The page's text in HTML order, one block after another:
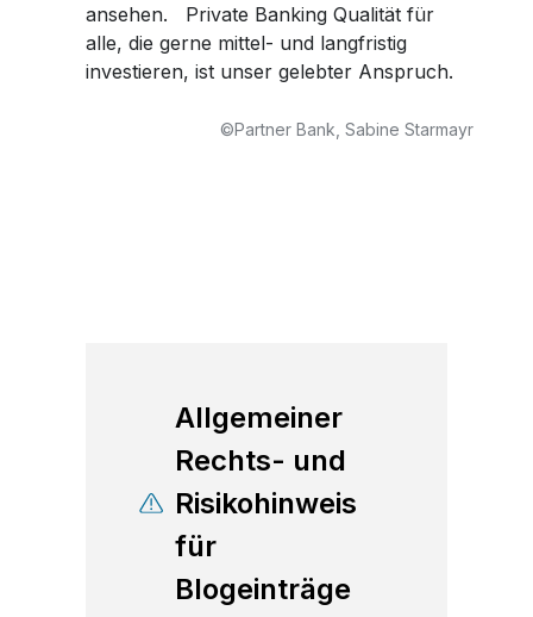
ansehen. Private Banking Qualität für
alle, die gerne mittel- und langfristig
investieren, ist unser gelebter Anspruch.
©Partner Bank, Sabine Starmayr
Allgemeiner
Rechts- und
Risikohinweis
für
Blogeinträge